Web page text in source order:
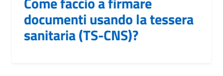
documenti usando la tessera
sanitaria (TS-CNS)?